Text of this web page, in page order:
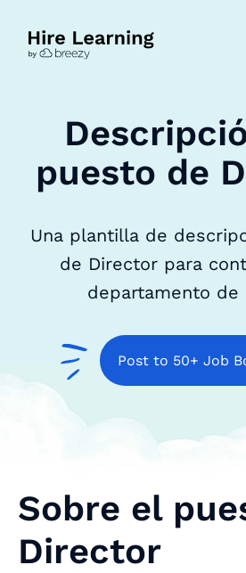
puesto de
Una plantilla de
de Director para
departamento de
Post to 50+ Job
Sobre el
Director